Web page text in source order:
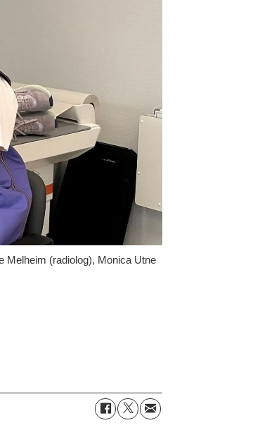
Melheim (radiolog), Monica Utne